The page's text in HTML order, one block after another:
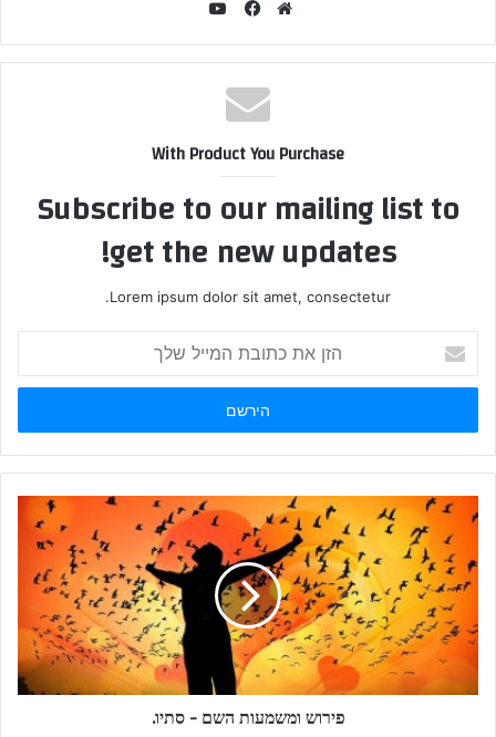
With Product You Purchase
Subscribe to our mailing list to
get the new updates!
Lorem ipsum dolor sit amet, consectetur.
את
כתובת
שלך
פירוש ומשמעות השם - סתיו.